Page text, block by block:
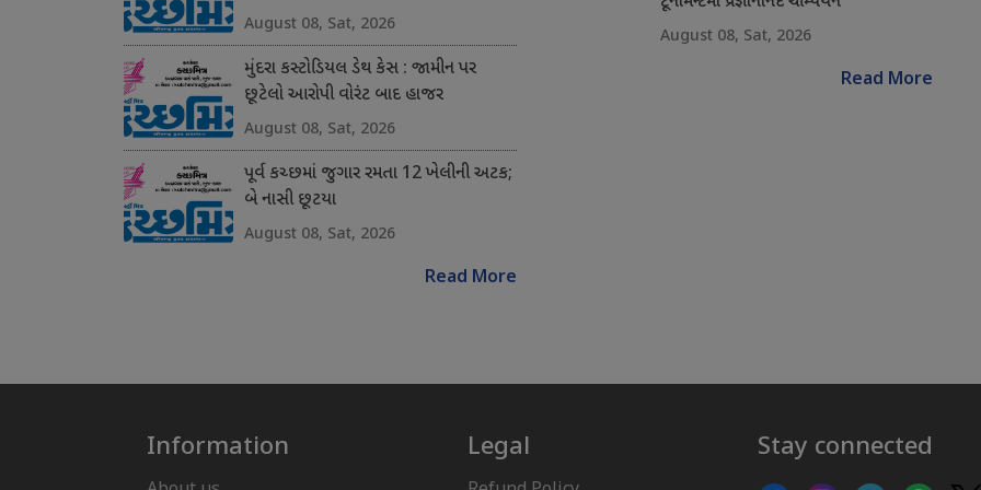
August 08, Sat, 2026
મુંદરા કસ્ટોડિયલ ડેથ કેસ : જામીન પર
છૂટેલો આરોપી વોરંટ બાદ હાજર
August 08, Sat, 2026
પૂર્વ કચ્છમાં જુગાર રમતા 12 ખેલીની અટક;
બે નાસી છૂટયા
August 08, Sat, 2026
Read More
August 08, Sat, 2026
Read More
Information Legal Stay connected